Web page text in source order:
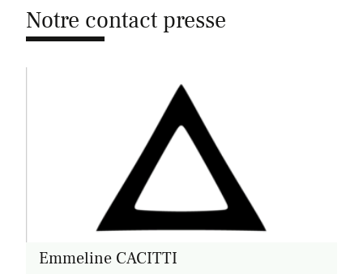
Notre contact presse
Emmeline CACITTI